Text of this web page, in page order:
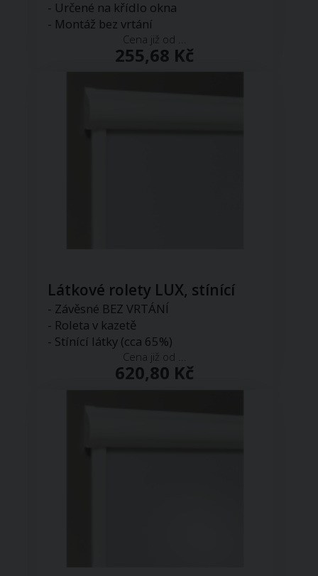
- Určené na křídlo okna
- Montáž bez vrtání
Cena již od ...
255,68 Kč
Látkové rolety LUX, stínící
- Závěsné BEZ VRTÁNÍ
- Roleta v kazetě
- Stínící látky (cca 65%)
Cena již od ...
620,80 Kč